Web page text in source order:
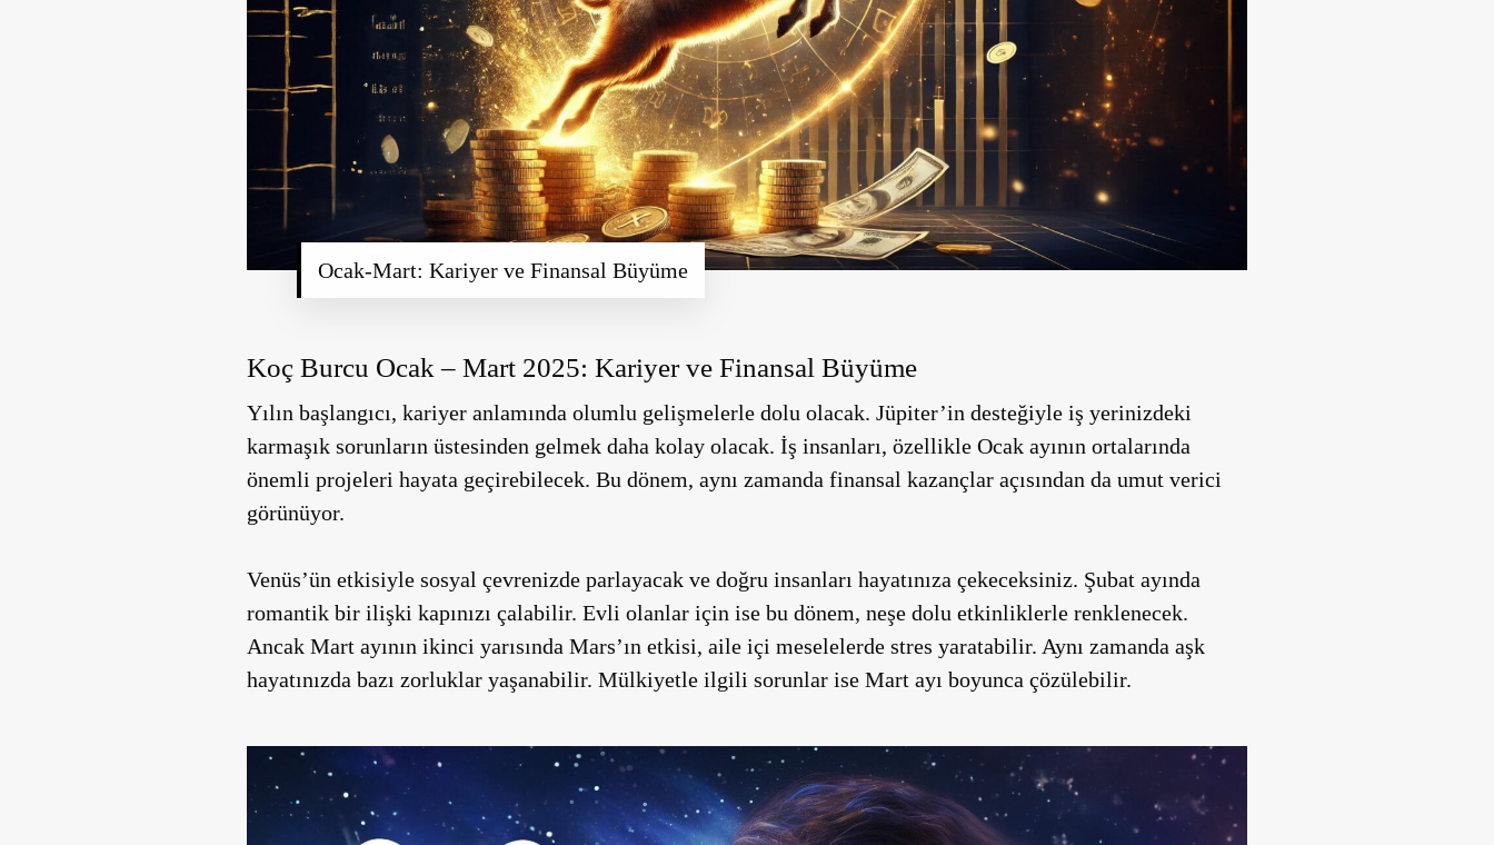
Ocak-Mart: Kariyer ve Finansal Büyüme
Koç Burcu Ocak – Mart 2025: Kariyer ve Finansal Büyüme
Yılın başlangıcı, kariyer anlamında olumlu gelişmelerle dolu olacak. Jüpiter’in desteğiyle iş yerinizdeki
karmaşık sorunların üstesinden gelmek daha kolay olacak. İş insanları, özellikle Ocak ayının ortalarında
önemli projeleri hayata geçirebilecek. Bu dönem, aynı zamanda finansal kazançlar açısından da umut verici
görünüyor.
Venüs’ün etkisiyle sosyal çevrenizde parlayacak ve doğru insanları hayatınıza çekeceksiniz. Şubat ayında
romantik bir ilişki kapınızı çalabilir. Evli olanlar için ise bu dönem, neşe dolu etkinliklerle renklenecek.
Ancak Mart ayının ikinci yarısında Mars’ın etkisi, aile içi meselelerde stres yaratabilir. Aynı zamanda aşk
hayatınızda bazı zorluklar yaşanabilir. Mülkiyetle ilgili sorunlar ise Mart ayı boyunca çözülebilir.